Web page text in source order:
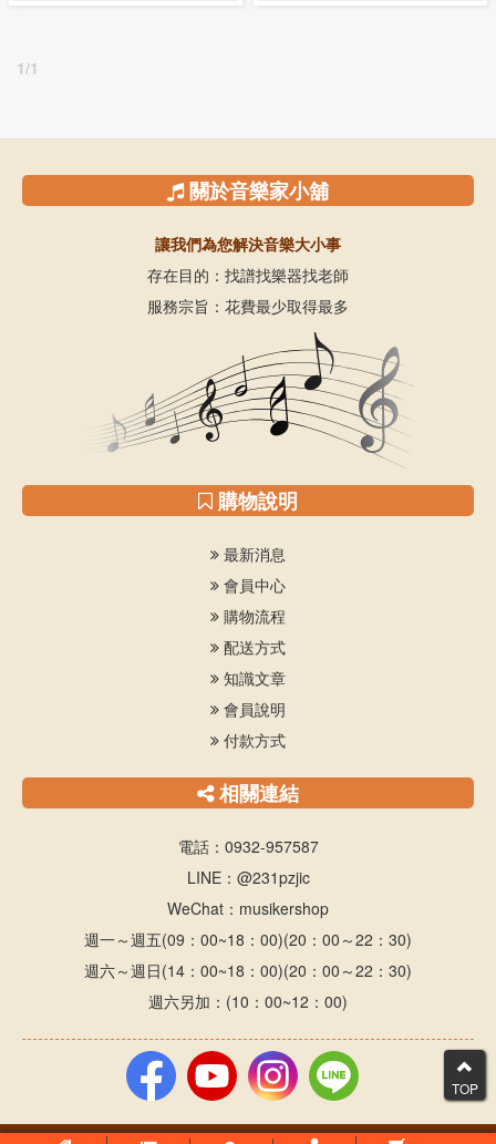
1/1
關於音樂家小舖
讓我們為您解決音樂大小事
存在目的：找譜找樂器找老師
服務宗旨：花費最少取得最多
購物說明
最新消息
會員中心
購物流程
配送方式
知識文章
會員說明
付款方式
相關連結
電話：0932-957587
LINE：@231pzjic
WeChat：musikershop
週一～週五(09：00~18：00)(20：00～22：30)
週六～週日(14：00~18：00)(20：00～22：30)
週六另加：(10：00~12：00)
TOP